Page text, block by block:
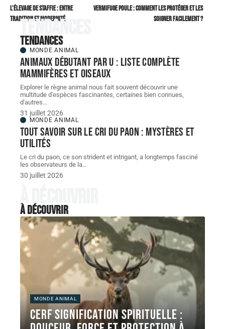
L’élevage de Staffie : entre
tradition et modernité
Vermifuge poule : comment les protéger et les
soigner facilement ?
Tendances
Tendances
MONDE ANIMAL
Animaux débutant par U : liste complète
mammifères et oiseaux
Explorer le règne animal nous fait souvent découvrir une
multitude d'espèces fascinantes, certaines bien connues,
d'autres…
31 juillet 2026
MONDE ANIMAL
Tout savoir sur le cri du paon : mystères et
utilités
Le cri du paon, ce son strident et intrigant, a longtemps fasciné
les observateurs de la…
30 juillet 2026
À découvrir
À découvrir
MONDE ANIMAL
Cerf signification spirituelle :